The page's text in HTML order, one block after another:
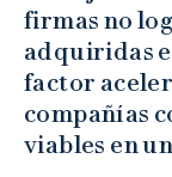
firmas no
adquiridas
factor
compañías
viables en